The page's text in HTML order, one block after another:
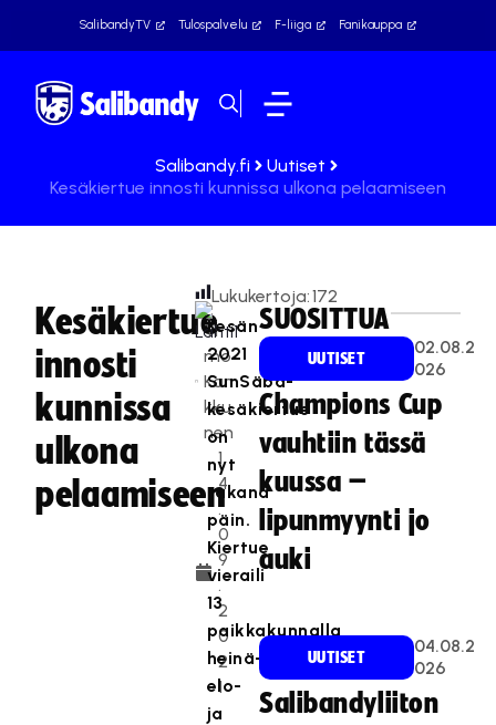
SalibandyTV Tulospalvelu F-liiga Fanikauppa
Salibandy.fi
Uutiset
Kesäkiertue innosti kunnissa ulkona pelaamiseen
Kesäkiertue
innosti
kunnissa
ulkona
pelaamiseen
Ti
mo
Kan
kku
nen
1
4
.
0
9
.
2
0
2
1
Lukukertoja:172
Kesän
2021
SunSäbä-
kesäkiertue
on
nyt
takana
päin.
Kiertue
vieraili
13
paikkakunnalla
heinä-,
elo-
ja
SUOSITTUA
UUTISET
02.08.2
026
Champions Cup
vauhtiin tässä
kuussa –
lipunmyynti jo
auki
UUTISET
04.08.2
026
Salibandyliiton